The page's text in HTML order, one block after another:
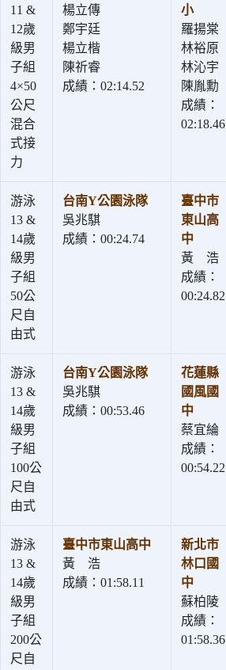
11 &
12歲
級男
子組
4×50
公尺
混合
式接
力
楊立傳
鄭宇廷
楊立楷
陳祈睿
成績：02:14.52
小
羅揚棠
林裕原
林沁宇
陳胤勳
成績：
02:18.46
游泳
13 &
14歲
級男
子組
50公
尺自
由式
台南Y公園泳隊
吳兆騏
成績：00:24.74
臺中市
東山高
中
黃 浩
成績：
00:24.82
游泳
13 &
14歲
級男
子組
100公
尺自
由式
台南Y公園泳隊
吳兆騏
成績：00:53.46
花蓮縣
國風國
中
蔡宜綸
成績：
00:54.22
游泳
13 &
14歲
級男
子組
200公
尺自
臺中市東山高中
黃 浩
成績：01:58.11
新北市
林口國
中
蘇柏陵
成績：
01:58.36